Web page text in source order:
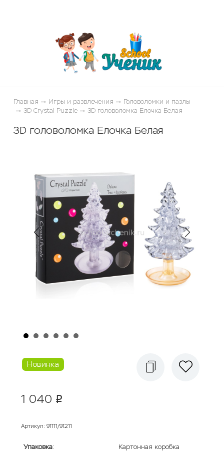
Главная Игры и развлечения
Головоломки и пазлы
3D Crystal Puzzle
3D головоломка Елочка Белая
3D головоломка Елочка Белая
Новинка
1 040 p
Артикул: 91111/91211
Упаковка:
Картонная коробка